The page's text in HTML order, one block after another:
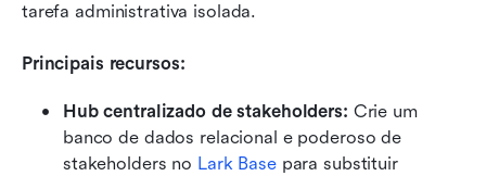
tarefa administrativa isolada.
Principais recursos:
Hub centralizado de stakeholders: Crie um
banco de dados relacional e poderoso de
stakeholders no Lark Base para substituir